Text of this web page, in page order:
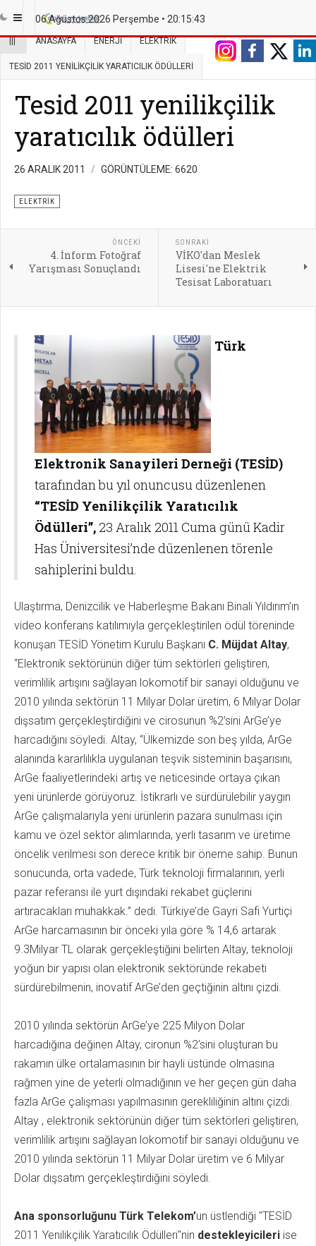
06 Ağustos 2026 Perşembe • 20:15:44
ANASAYFA ENERJI ELEKTRIK
TESID 2011 YENILIKÇILIK YARATICILIK ÖDÜLLERI
Tesid 2011 yenilikçilik
yaratıcılık ödülleri
26 ARALIK 2011 GÖRÜNTÜLEME: 6620
ELEKTRIK
ÖNCEKI
4. İnform Fotoğraf
Yarışması Sonuçlandı
SONRAKI
VİKO'dan Meslek
Lisesi'ne Elektrik
Tesisat Laboratuarı
Türk
Elektronik Sanayileri Derneği (TESİD)
tarafından bu yıl onuncusu düzenlenen
“TESİD Yenilikçilik Yaratıcılık
Ödülleri”, 23 Aralık 2011 Cuma günü Kadir
Has Üniversitesi’nde düzenlenen törenle
sahiplerini buldu.
Ulaştırma, Denizcilik ve Haberleşme Bakanı Binali Yıldırım’ın
video konferans katılımıyla gerçekleştirilen ödül töreninde
konuşan TESİD Yönetim Kurulu Başkanı C. Müjdat Altay,
“Elektronik sektörünün diğer tüm sektörleri geliştiren,
verimlilik artışını sağlayan lokomotif bir sanayi olduğunu ve
2010 yılında sektörün 11 Milyar Dolar üretim, 6 Milyar Dolar
dışsatım gerçekleştirdiğini ve cirosunun %2’sini ArGe’ye
harcadığını söyledi. Altay, “Ülkemizde son beş yılda, ArGe
alanında kararlılıkla uygulanan teşvik sisteminin başarısını,
ArGe faaliyetlerindeki artış ve neticesinde ortaya çıkan
yeni ürünlerde görüyoruz. İstikrarlı ve sürdürülebilir yaygın
ArGe çalışmalarıyla yeni ürünlerin pazara sunulması için
kamu ve özel sektör alımlarında, yerli tasarım ve üretime
öncelik verilmesi son derece kritik bir öneme sahip. Bunun
sonucunda, orta vadede, Türk teknoloji firmalarının, yerli
pazar referansı ile yurt dışındaki rekabet güçlerini
artıracakları muhakkak.” dedi. Türkiye’de Gayri Safi Yurtiçi
ArGe harcamasının bir önceki yıla göre % 14,6 artarak
9.3Milyar TL olarak gerçekleştiğini belirten Altay, teknoloji
yoğun bir yapısı olan elektronik sektöründe rekabeti
sürdürebilmenin, inovatif ArGe’den geçtiğinin altını çizdi.
2010 yılında sektörün ArGe’ye 225 Milyon Dolar
harcadığına değinen Altay, cironun %2’sini oluşturan bu
rakamın ülke ortalamasının bir hayli üstünde olmasına
rağmen yine de yeterli olmadığının ve her geçen gün daha
fazla ArGe çalışması yapılmasının gerekliliğinin altını çizdi.
Altay , elektronik sektörünün diğer tüm sektörleri geliştiren,
verimlilik artışını sağlayan lokomotif bir sanayi olduğunu ve
2010 yılında sektörün 11 Milyar Dolar üretim ve 6 Milyar
Dolar dışsatım gerçekleştirdiğini söyledi.
Ana sponsorluğunu Türk Telekom’un üstlendiği "TESİD
2011 Yenilikçilik Yaratıcılık Ödülleri"nin destekleyicileri ise